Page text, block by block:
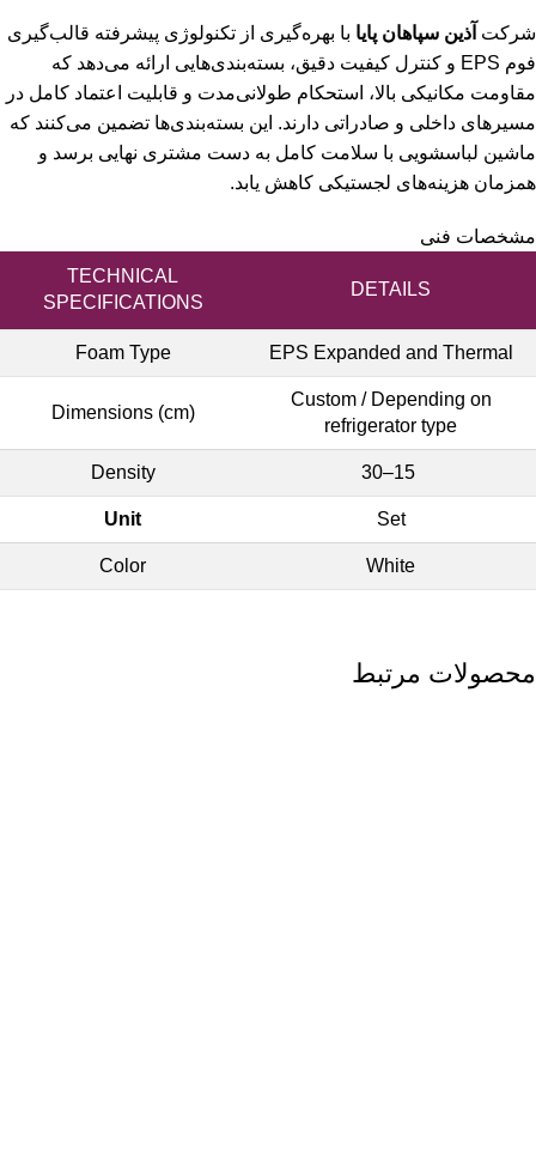
شرکت آذین سپاهان پایا با بهره‌گیری از تکنولوژی پیشرفته قالب‌گیری
فوم EPS و کنترل کیفیت دقیق، بسته‌بندی‌هایی ارائه می‌دهد که
مقاومت مکانیکی بالا، استحکام طولانی‌مدت و قابلیت اعتماد کامل در
مسیرهای داخلی و صادراتی دارند. این بسته‌بندی‌ها تضمین می‌کنند که
ماشین لباسشویی با سلامت کامل به دست مشتری نهایی برسد و
همزمان هزینه‌های لجستیکی کاهش یابد.
مشخصات فنی
DETAILS
TECHNICAL
SPECIFICATIONS
EPS Expanded and Thermal
Foam Type
Custom / Depending on
refrigerator type
Dimensions (cm)
Density
Set
Unit
White
Color
محصولات مرتبط